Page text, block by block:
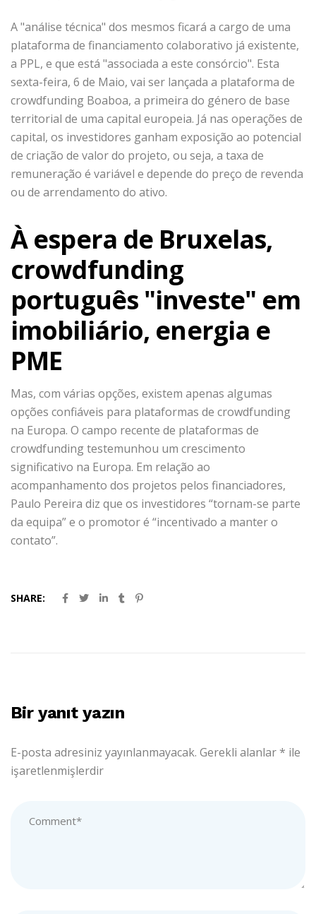
A "análise técnica" dos mesmos ficará a cargo de uma
plataforma de financiamento colaborativo já existente,
a PPL, e que está "associada a este consórcio". Esta
sexta-feira, 6 de Maio, vai ser lançada a plataforma de
crowdfunding Boaboa, a primeira do género de base
territorial de uma capital europeia. Já nas operações de
capital, os investidores ganham exposição ao potencial
de criação de valor do projeto, ou seja, a taxa de
remuneração é variável e depende do preço de revenda
ou de arrendamento do ativo.
À espera de Bruxelas,
crowdfunding
português "investe" em
imobiliário, energia e
PME
Mas, com várias opções, existem apenas algumas
opções confiáveis para plataformas de crowdfunding
na Europa. O campo recente de plataformas de
crowdfunding testemunhou um crescimento
significativo na Europa. Em relação ao
acompanhamento dos projetos pelos financiadores,
Paulo Pereira diz que os investidores “tornam-se parte
da equipa” e o promotor é “incentivado a manter o
contato”.
SHARE:
Bir yanıt yazın
E-posta adresiniz yayınlanmayacak. Gerekli alanlar * ile
işaretlenmişlerdir